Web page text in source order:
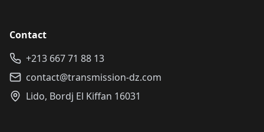
Contact
+213 667 71 88 13
contact@transmission-dz.com
Lido, Bordj El Kiffan 16031